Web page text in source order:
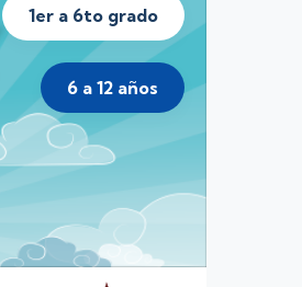
1er a 6to grado
6 a 12 años